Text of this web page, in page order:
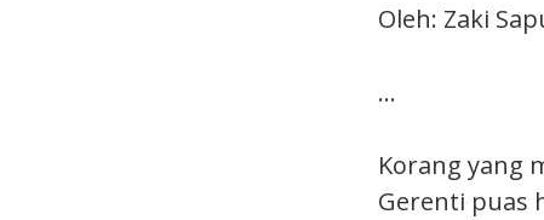
Oleh: Zaki
…
Korang yang
Gerenti puas